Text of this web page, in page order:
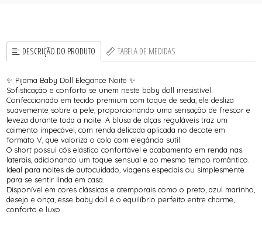
DESCRIÇÃO DO PRODUTO TABELA DE MEDIDAS
✨ Pijama Baby Doll Elegance Noite ✨
Sofisticação e conforto se unem neste baby doll irresistível.
Confeccionado em tecido premium com toque de seda, ele desliza
suavemente sobre a pele, proporcionando uma sensação de frescor e
leveza durante toda a noite. A blusa de alças reguláveis traz um
caimento impecável, com renda delicada aplicada no decote em
formato V, que valoriza o colo com elegância sutil.
O short possui cós elástico confortável e acabamento em renda nas
laterais, adicionando um toque sensual e ao mesmo tempo romântico.
Ideal para noites de autocuidado, viagens especiais ou simplesmente
para se sentir linda em casa.
Disponível em cores clássicas e atemporais como o preto, azul marinho,
desejo e onça, esse baby doll é o equilíbrio perfeito entre charme,
conforto e luxo.